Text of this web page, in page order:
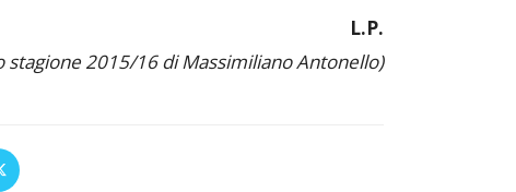
L.P.
stagione 2015/16 di Massimiliano Antonello)